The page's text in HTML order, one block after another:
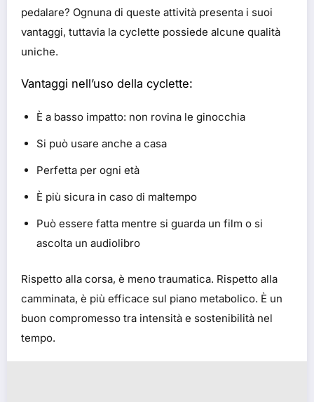
pedalare? Ognuna di queste attività presenta i suoi
vantaggi, tuttavia la cyclette possiede alcune qualità
uniche.
Vantaggi nell’uso della cyclette:
È a basso impatto: non rovina le ginocchia
Si può usare anche a casa
Perfetta per ogni età
È più sicura in caso di maltempo
Può essere fatta mentre si guarda un film o si
ascolta un audiolibro
Rispetto alla corsa, è meno traumatica. Rispetto alla
camminata, è più efficace sul piano metabolico. È un
buon compromesso tra intensità e sostenibilità nel
tempo.